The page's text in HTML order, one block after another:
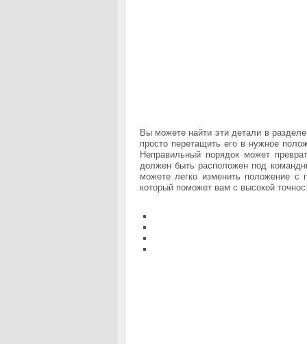
Вы можете найти эти детали в
просто перетащить его в нужное
Неправильный порядок может
должен быть расположен под
можете легко изменить положение
который поможет вам с высокой